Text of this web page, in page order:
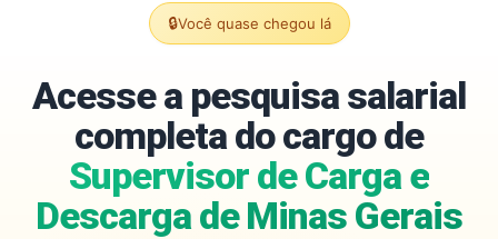
🔒Você quase chegou lá
Acesse a pesquisa salarial
completa do cargo de
Supervisor de Carga e
Descarga de Minas Gerais